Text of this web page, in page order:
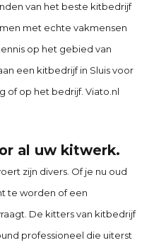
van het beste kitbedrijf
met echte vakmensen
op het gebied van
een kitbedrijf in Sluisvoor
of op het bedrijf. Viato.nl
al uw kitwerk.
zijn divers. Of je nu oud
te worden of een
De kitters van kitbedrijf
professioneel die uiterst